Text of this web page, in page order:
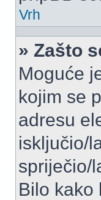
Vrh
» Zašto
Moguće
kojim se
adresu
isključio/
spriječio/
Bilo kako